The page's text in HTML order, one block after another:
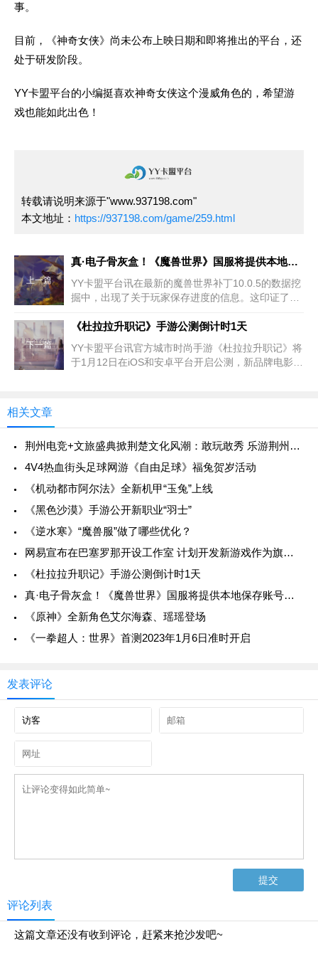
事。
目前，《神奇女侠》尚未公布上映日期和即将推出的平台，还
处于研发阶段。
YY卡盟平台的小编挺喜欢神奇女侠这个漫威角色的，希望游
戏也能如此出色！
转载请说明来源于"www.937198.com"
本文地址： https://937198.com/game/259.html
上一篇
真·电子骨灰盒！《魔兽世界》国服将提供本地保存账号数据功能
YY卡盟平台讯在最新的魔兽世界补丁10.0.5的数据挖
掘中，出现了关于玩家保存进度的信息。这印证了游
的这一临时
下一篇
《杜拉拉升职记》手游公测倒计时1天
YY卡盟平台讯官方城市时尚手游《杜拉拉升职记》将
于1月12日在iOS和安卓平台开启公测，新品牌电影将
相关文章
荆州电竞+文旅盛典掀荆楚文化风潮：敢玩敢秀 乐游荆州，英雄联盟手游全国联赛湖北省级赛震撼开幕！
4V4热血街头足球网游《自由足球》福兔贺岁活动
《机动都市阿尔法》全新机甲“玉兔”上线
《黑色沙漠》手游公开新职业“羽士”
《逆水寒》“魔兽服”做了哪些优化？
网易宣布在巴塞罗那开设工作室 计划开发新游戏作为旗舰作品
《杜拉拉升职记》手游公测倒计时1天
真·电子骨灰盒！《魔兽世界》国服将提供本地保存账号数据功能
《原神》全新角色艾尔海森、瑶瑶登场
《一拳超人：世界》首测2023年1月6日准时开启
发表评论
评论列表
这篇文章还没有收到评论，赶紧来抢沙发吧~